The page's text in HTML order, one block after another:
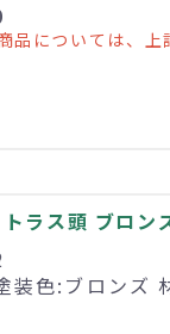
品については、上
ラス頭 ブロ
色:ブロンズ